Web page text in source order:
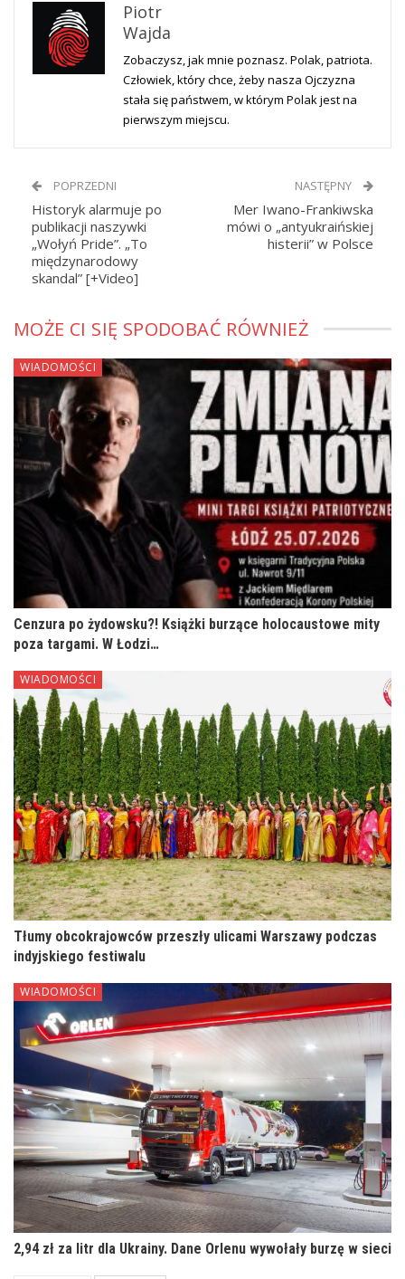
Piotr
Wajda
Zobaczysz, jak mnie poznasz. Polak, patriota.
Człowiek, który chce, żeby nasza Ojczyzna
stała się państwem, w którym Polak jest na
pierwszym miejscu.
POPRZEDNI
Historyk alarmuje po
publikacji naszywki
„Wołyń Pride”. „To
międzynarodowy
skandal” [+Video]
NASTĘPNY
Mer Iwano-Frankiwska
mówi o „antyukraińskiej
histerii” w Polsce
MOŻE CI SIĘ SPODOBAĆ RÓWNIEŻ
WIADOMOŚCI
Cenzura po żydowsku?! Książki burzące holocaustowe mity
poza targami. W Łodzi…
WIADOMOŚCI
Tłumy obcokrajowców przeszły ulicami Warszawy podczas
indyjskiego festiwalu
WIADOMOŚCI
2,94 zł za litr dla Ukrainy. Dane Orlenu wywołały burzę w sieci